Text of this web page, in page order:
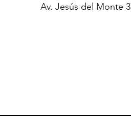
Av. Jesús del Monte